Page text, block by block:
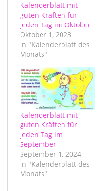
Kalenderblatt mit
guten Kräften für
jeden Tag im Oktober
Oktober 1, 2023
In "Kalenderblatt des
Monats"
Kalenderblatt mit
guten Kräften für
jeden Tag im
September
September 1, 2024
In "Kalenderblatt des
Monats"